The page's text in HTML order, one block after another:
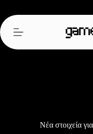
περιεχόμενο
Νέα στοιχεία